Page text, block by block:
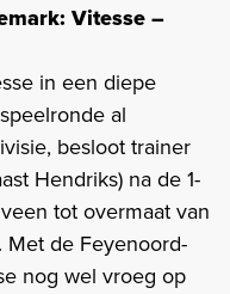
Vitesse –
in een diepe
al
besloot trainer
Hendriks) na de 1-
tot overmaat van
de Feyenoord-
nog wel vroeg op